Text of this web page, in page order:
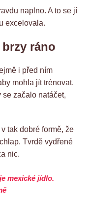
naplno. A to se jí
excelovala.
ráno
i před ním
mohla jít trénovat.
se začalo natáčet,
tak dobré formě, že
Tvrdě vydřené
nic.
mexické jídlo.